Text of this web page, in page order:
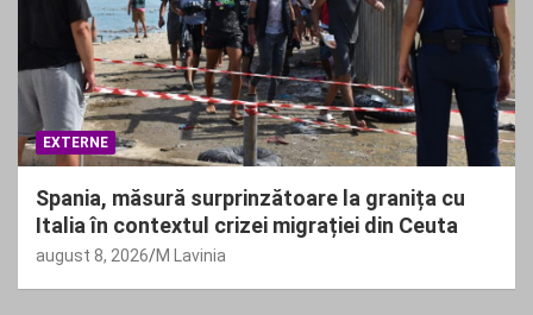
EXTERNE
Spania, măsură surprinzătoare la granița cu
Italia în contextul crizei migrației din Ceuta
august 8, 2026 M Lavinia